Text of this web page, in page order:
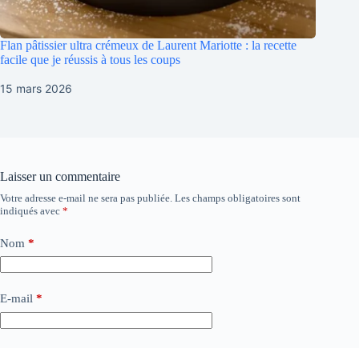
Flan pâtissier ultra crémeux de Laurent Mariotte : la recette
facile que je réussis à tous les coups
15 mars 2026
Laisser un commentaire
Votre adresse e-mail ne sera pas publiée. Les champs obligatoires sont
indiqués avec *
Nom *
E-mail *